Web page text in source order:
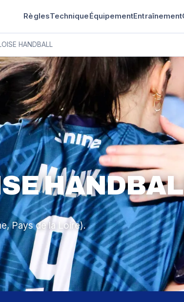
RèglesTechniqueÉquipementEntraînement
HANDBALL
Pays de la Loire).